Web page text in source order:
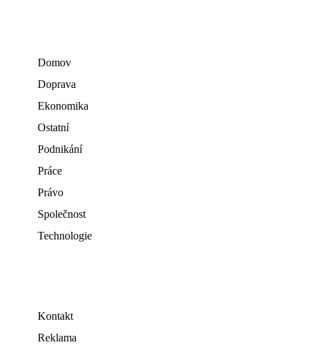
Domov
Doprava
Ekonomika
Ostatní
Podnikání
Práce
Právo
Společnost
Technologie
Kontakt
Reklama